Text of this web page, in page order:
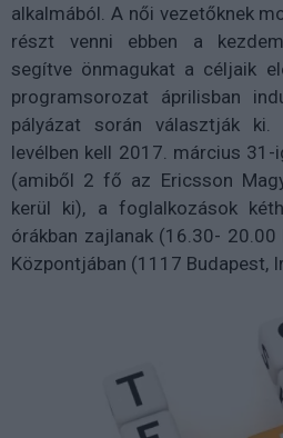
alkalmából. A női vezetőknek
részt venni ebben a
segítve önmagukat a céljaik
programsorozat áprilisban
pályázat során választják ki.
levélben kell 2017. március
(amiből 2 fő az Ericsson
kerül ki), a foglalkozások
órákban zajlanak (16.30-
Központjában (1117 Budapest,